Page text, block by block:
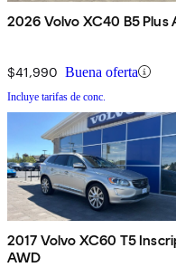
2026 Volvo XC40 B5 Plus
$41,990 Buena oferta
Incluye tarifas de conc.
2017 Volvo XC60 T5
AWD